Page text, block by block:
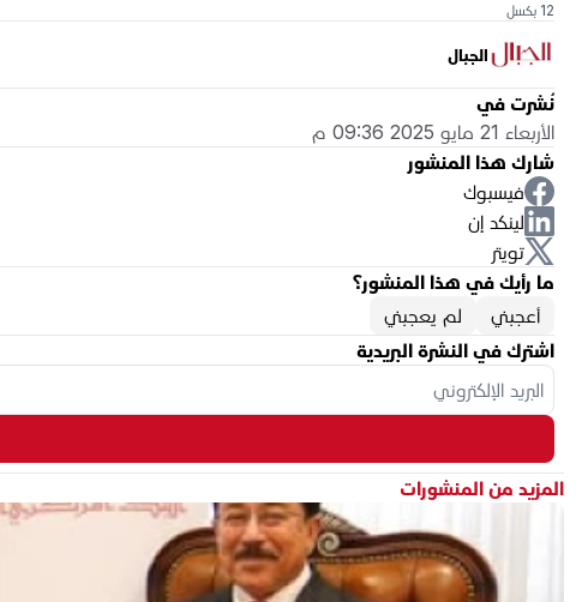
12 بكسل
الجبال
نُشرت في
الأربعاء 21 مايو 2025 09:36 م
شارك هذا المنشور
فيسبوك
لينكد إن
تويتر
ما رأيك في هذا المنشور؟
أعجبني
لم يعجبني
اشترك في النشرة البريدية
المزيد من المنشورات